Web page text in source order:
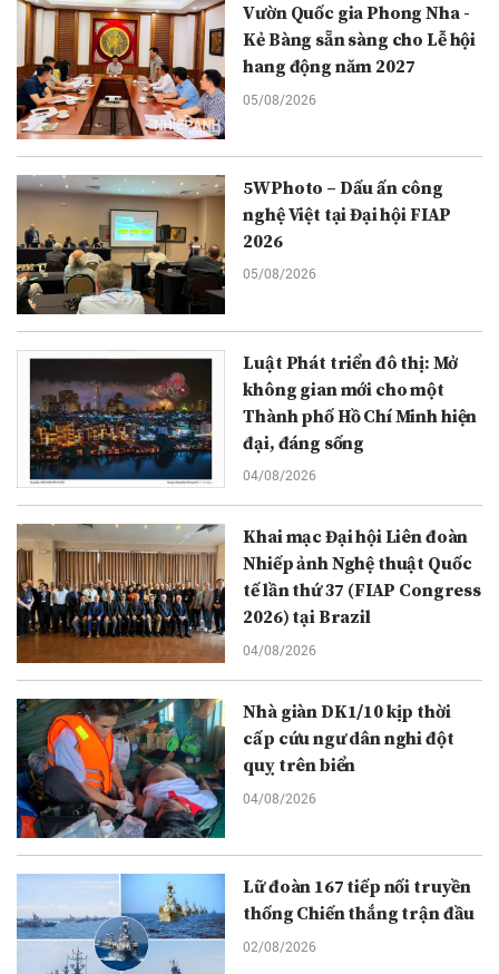
Vườn Quốc gia Phong Nha -
Kẻ Bàng sẵn sàng cho Lễ hội
hang động năm 2027
05/08/2026
5WPhoto – Dấu ấn công
nghệ Việt tại Đại hội FIAP
2026
05/08/2026
Luật Phát triển đô thị: Mở
không gian mới cho một
Thành phố Hồ Chí Minh hiện
đại, đáng sống
04/08/2026
Khai mạc Đại hội Liên đoàn
Nhiếp ảnh Nghệ thuật Quốc
tế lần thứ 37 (FIAP Congress
2026) tại Brazil
04/08/2026
Nhà giàn DK1/10 kịp thời
cấp cứu ngư dân nghi đột
quỵ trên biển
04/08/2026
Lữ đoàn 167 tiếp nối truyền
thống Chiến thắng trận đầu
02/08/2026